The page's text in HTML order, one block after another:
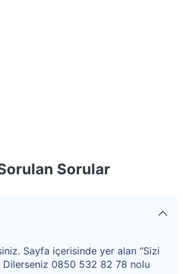
Sorular
Sayfa içerisinde yer alan “Sizi
Dilerseniz 0850 532 82 78 nolu